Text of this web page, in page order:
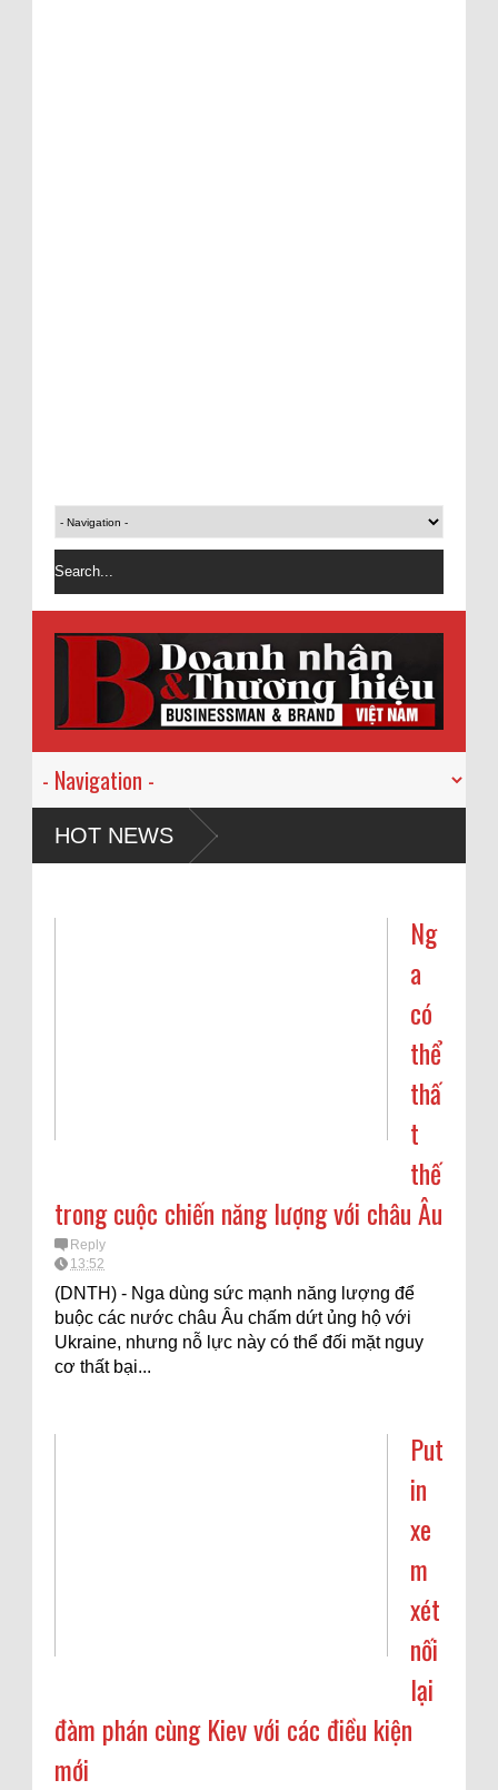
HOT NEWS
Ng
a
có
thể
thấ
t
thế
trong cuộc chiến năng lượng với châu Âu
Reply
13:52
(DNTH) - Nga dùng sức mạnh năng lượng để
buộc các nước châu Âu chấm dứt ủng hộ với
Ukraine, nhưng nỗ lực này có thể đối mặt nguy
cơ thất bại...
Put
in
xe
m
xét
nối
lại
đàm phán cùng Kiev với các điều kiện
mới